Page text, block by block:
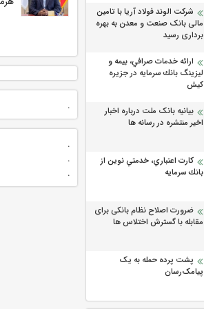
شرکت الوند فولاد آریا با تامین
مالی بانک صنعت و معدن به بهره
برداری رسید
ارائه خدمات صرافي، بيمه و
ليزينگ بانك سرمايه در جزيره
كيش
بیانیه بانک ملت درباره اخبار
اخیر منتشره در رسانه ها
كارت اعتباري، خدمتي نوين از
بانك سرمايه
ضرورت اصلاح نظام بانکی برای
مقابله با گسترش اختلاس ها
پشت پرده حمله به یک
پیامک‌رسان
.
.
.
.